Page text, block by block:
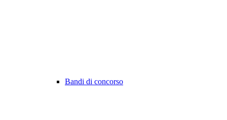
Bandi di concorso